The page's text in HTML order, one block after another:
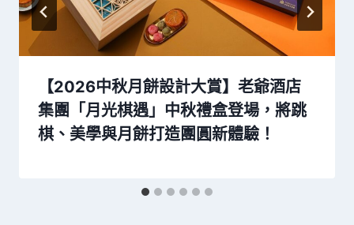
【2026中秋月餅設計大賞】老爺酒店
集團「月光棋遇」中秋禮盒登場，將跳
棋、美學與月餅打造團圓新體驗！